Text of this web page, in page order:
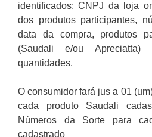
identificados: CNPJ da loja
dos produtos participantes,
data da compra, produtos
(Saudali e/ou
quantidades.
O consumidor fará jus a 01
cada produto Saudali
Números da Sorte para
cadastrado